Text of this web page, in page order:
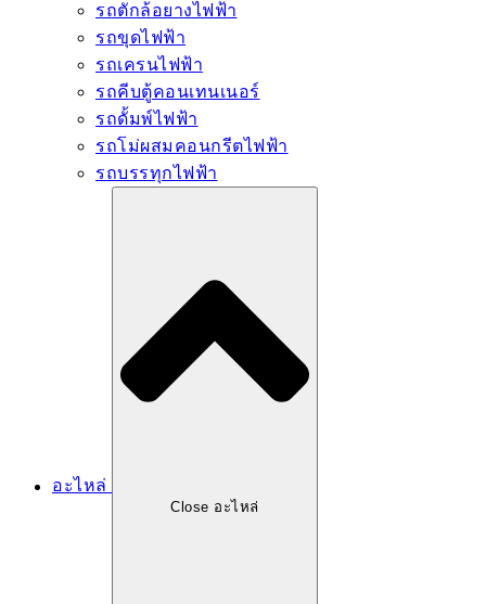
รถตักล้อยางไฟฟ้า
รถขุดไฟฟ้า
รถเครนไฟฟ้า
รถคีบตู้คอนเทนเนอร์
รถดั้มพ์ไฟฟ้า
รถโม่ผสมคอนกรีตไฟฟ้า
รถบรรทุกไฟฟ้า
อะไหล่
Close อะไหล่